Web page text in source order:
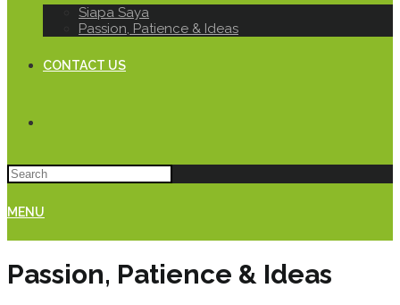
Siapa Saya
Passion, Patience & Ideas
CONTACT US
MENU
Passion, Patience & Ideas